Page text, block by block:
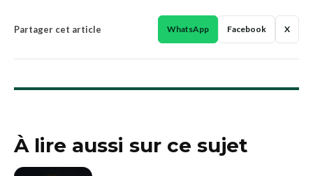
Partager cet article WhatsApp Facebook X
À lire aussi sur ce sujet